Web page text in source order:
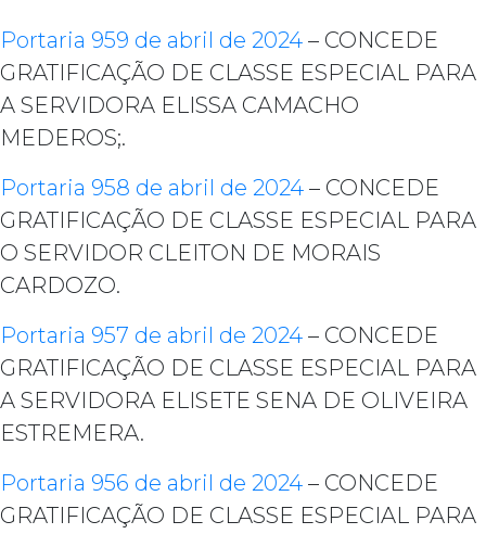
Portaria 959 de abril de 2024 – CONCEDE
GRATIFICAÇÃO DE CLASSE ESPECIAL PARA
A SERVIDORA ELISSA CAMACHO
MEDEROS;.
Portaria 958 de abril de 2024 – CONCEDE
GRATIFICAÇÃO DE CLASSE ESPECIAL PARA
O SERVIDOR CLEITON DE MORAIS
CARDOZO.
Portaria 957 de abril de 2024 – CONCEDE
GRATIFICAÇÃO DE CLASSE ESPECIAL PARA
A SERVIDORA ELISETE SENA DE OLIVEIRA
ESTREMERA.
Portaria 956 de abril de 2024 – CONCEDE
GRATIFICAÇÃO DE CLASSE ESPECIAL PARA